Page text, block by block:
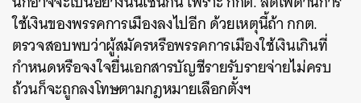
ใช้เงินของพรรคการเมืองลงไปอีก ด้วยเหตุนี้ถ้า กกต.
ตรวจสอบพบว่าผู้สมัครหรือพรรคการเมืองใช้เงินเกินที่
กำหนดหรือจงใจยื่นเอกสารบัญชีรายรับรายจ่ายไม่ครบ
ถ้วนก็จะถูกลงโทษตามกฎหมายเลือกตั้งฯ